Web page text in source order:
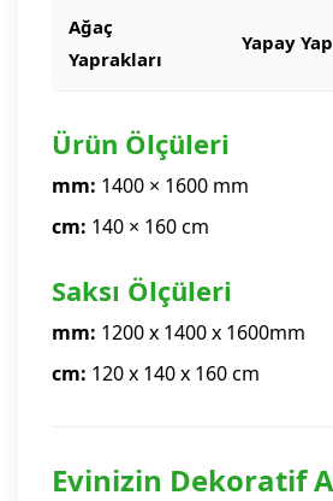
Ağaç
Yaprakları
Yapay
Ürün Ölçüleri
mm: 1400 × 1600 mm
cm: 140 × 160 cm
Saksı Ölçüleri
mm: 1200 x 1400 x 1600mm
cm: 120 x 140 x 160 cm
Evinizin Dekoratif